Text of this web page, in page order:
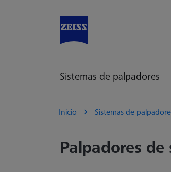
Sistemas de palpadores
Inicio Sistemas de
Palpadores